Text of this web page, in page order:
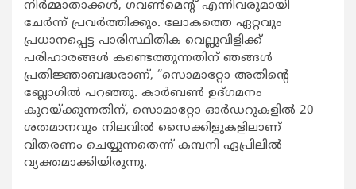
നിര്‍മ്മാതാക്കള്‍, ഗവണ്‍മെന്‍റ് എന്നിവരുമായി
ചേര്‍ന്ന് പ്രവര്‍ത്തിക്കും. ലോകത്തെ ഏറ്റവും
പ്രധാനപ്പെട്ട പാരിസ്ഥിതിക വെല്ലുവിളിക്ക്
പരിഹാരങ്ങള്‍ കണ്ടെത്തുന്നതിന് ഞങ്ങള്‍
പ്രതിജ്ഞാബദ്ധരാണ്, “സൊമാറ്റോ അതിന്‍റെ
ബ്ലോഗില്‍ പറഞ്ഞു. കാര്‍ബണ്‍ ഉദ്ഗമനം
കുറയ്ക്കുന്നതിന്, സൊമാറ്റോ ഓര്‍ഡറുകളില്‍ 20
ശതമാനവും നിലവില്‍ സൈക്കിളുകളിലാണ്
വിതരണം ചെയ്യുന്നതെന്ന് കമ്പനി ഏപ്രിലില്‍
വ്യക്തമാക്കിയിരുന്നു.